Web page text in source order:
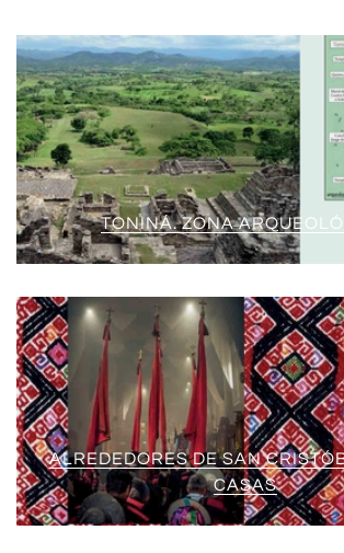
TONINÁ. ZONA
ALREDEDORES DE SAN
CASAS